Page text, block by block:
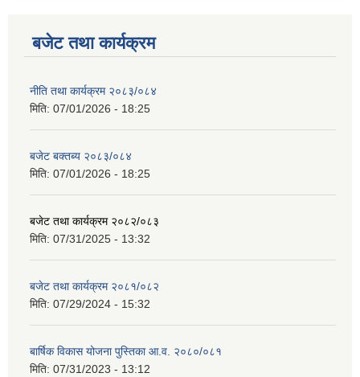
बजेट तथा कार्यक्रम
नीति तथा कार्यक्रम २०८३/०८४
मिति: 07/01/2026 - 18:25
बजेट बक्तब्य २०८३/०८४
मिति: 07/01/2026 - 18:25
बजेट तथा कार्यक्रम २०८२/०८३
मिति: 07/31/2025 - 13:32
बजेट तथा कार्यक्रम २०८१/०८२
मिति: 07/29/2024 - 15:32
बार्षिक विकास योजना पुस्तिका आ.व. २०८०/०८१
मिति: 07/31/2023 - 13:12